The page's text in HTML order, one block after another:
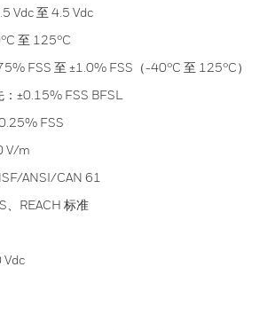
Vdc 至 4.5 Vdc
至 125°C
FSS 至 ±1.0% FSS（-40°C 至 125°C）
±0.15% FSS BFSL
FSS
V/m
ANSI/CAN 61
、REACH 标准
Vdc